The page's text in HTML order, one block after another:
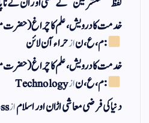
خدمت کا درویش، علم کا چراغ(حضرت
: م ، ع ، نازحراء آن لائن
خدمت کا درویش، علم کا چراغ(حضرت
: م ، ع ، نازTechnology
دنیا کی فرضی معاشی اڑان اور اسلاماز